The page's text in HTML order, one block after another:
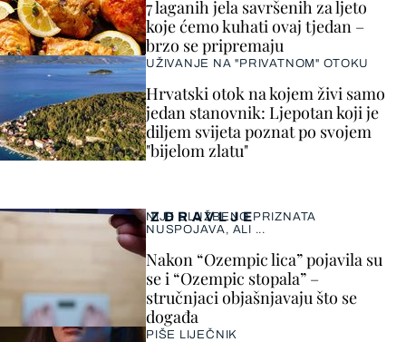
ZDRAVLJE
NIJE SLUŽBENO PRIZNATA
NUSPOJAVA, ALI ...
Nakon “Ozempic lica” pojavila su
se i “Ozempic stopala” –
stručnjaci objašnjavaju što se
događa
PIŠE LIJEČNIK
7 laganih jela savršenih za ljeto
koje ćemo kuhati ovaj tjedan –
brzo se pripremaju
UŽIVANJE NA "PRIVATNOM" OTOKU
Hrvatski otok na kojem živi samo
jedan stanovnik: Ljepotan koji je
diljem svijeta poznat po svojem
"bijelom zlatu"